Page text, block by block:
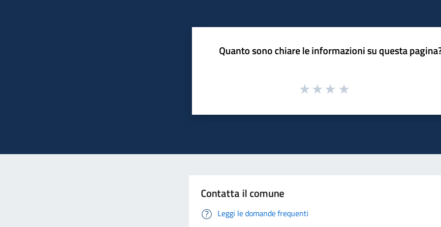
Quanto sono chiare le informazioni su questa
Contatta il comune
Leggi le domande frequenti